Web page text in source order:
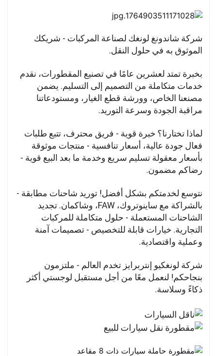
شركة شاندونغ لونغك لصناعة المركبات - شريكك
الموثوق به في حلول النقل.
بخبرة تمتد لعشرين عامًا في تصنيع المقطورات، نقدم
خدمات متكاملة من التصميم إلى التسليم. يضمن
مصنعنا الخاص، وورشة قطع الغيار، ومستودعاتنا
مراقبة الجودة وسرعة التوريد.
لماذا تختارنا؟ خبرة قوية - فريق محترف، تتبع طلبات
فعال جودة عالية، أسعار تنافسية - منتجات موثوقة
بأسعار معقولة تسليم سريع وخدمة ما بعد البيع قوية -
رضاكم مضمون.
نتوسع لخدمتكم بشكل أفضل! توريد شاحنات مطابقة -
بالشراكة مع ساينوتروك، FAW، وشاكمان. تجديد
الشاحنات المستعملة - حلول متكاملة للمركبات
التجارية. خيارات قابلة للتخصيص - تصميمات آمنة
وعملية واقتصادية.
شركة لونغكيو إنتربرايز تخدم العالم - ملتزمون
بنجاحكم! لنعمل معًا من أجل مستقبل لوجستي أكثر
ذكاءً وسلاسة.